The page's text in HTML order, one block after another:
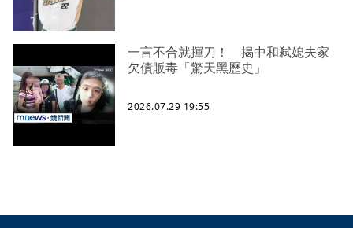
一言不合就揮刀！ 揭中和弒媳夫家
欠債販毒「驚天黑歷史」
2026.07.29 19:55